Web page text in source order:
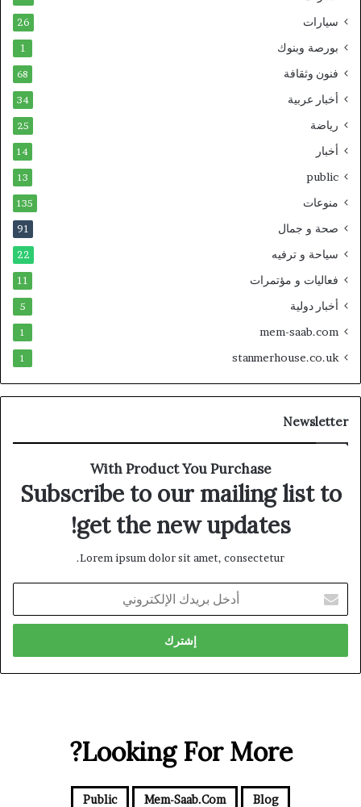
سيارات 26
بورصة وبنوك 1
فنون وثقافة 68
أخبار عربية 34
رياضة 25
أخبار 14
public
13
منوعات 135
صحة و جمال 91
سياحة و ترفيه 22
فعاليات و مؤتمرات 11
أخبار دولية 5
mem-saab.com
1
stanmerhouse.co.uk
1
Newsletter
With Product You Purchase
Subscribe to our mailing list to
get the new updates!
Lorem ipsum dolor sit amet, consectetur.
بريدك
الإلكتروني
Looking For More?
Blog
Mem-Saab.com
Public